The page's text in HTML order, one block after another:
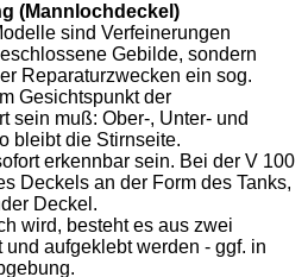
(Mannlochdeckel)
sind Verfeinerungen
Gebilde, sondern
Reparaturzwecken ein sog.
Gesichtspunkt der
sein muß: Ober-, Unter- und
bleibt die Stirnseite.
erkennbar sein. Bei der V 100
Deckels an der Form des Tanks,
Deckel.
wird, besteht es aus zwei
aufgeklebt werden - ggf. in